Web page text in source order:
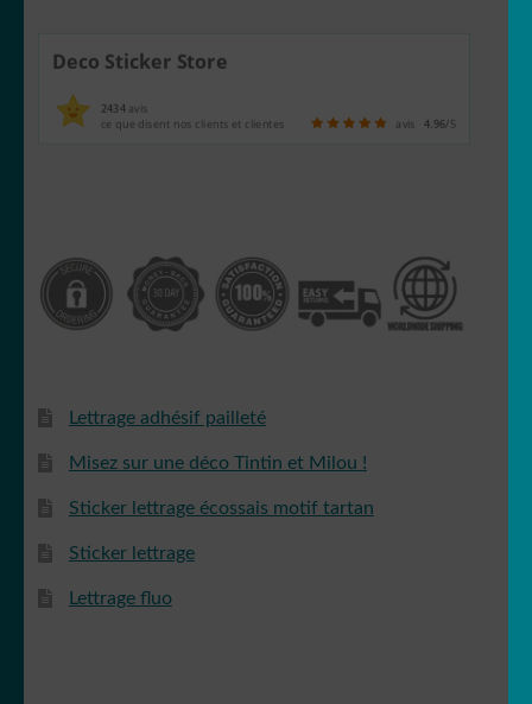
Deco Sticker Store
2434avis
ce que disent nos clients et clientes avis 4.96/5
Lettrage adhésif pailleté
Misez sur une déco Tintin et Milou !
Sticker lettrage écossais motif tartan
Sticker lettrage
Lettrage fluo